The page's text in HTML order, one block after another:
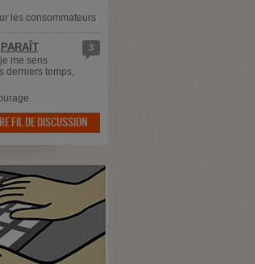
les consommateurs
3
me sens
derniers temps,
FIL DE DISCUSSION